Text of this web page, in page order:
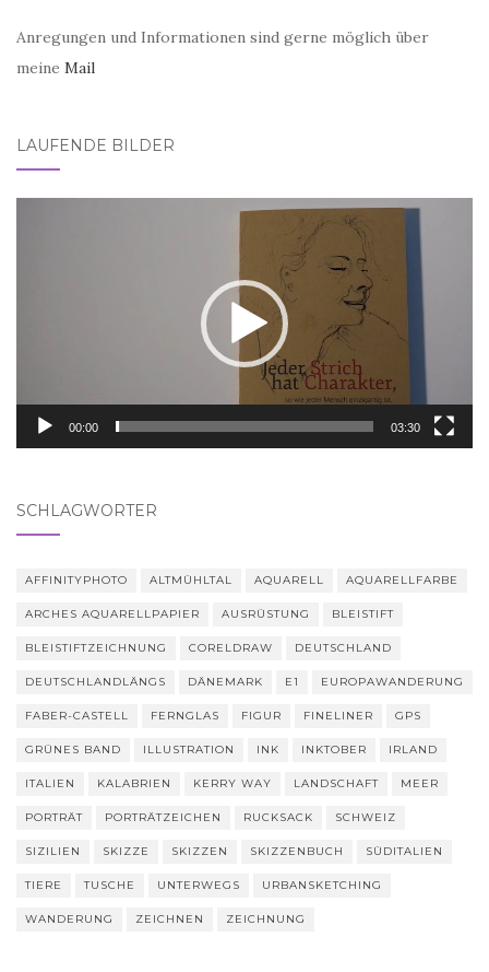
Anregungen und Informationen sind gerne möglich über
meine Mail
LAUFENDE BILDER
00:00 03:30
SCHLAGWÖRTER
AFFINITYPHOTO ALTMÜHLTAL AQUARELL AQUARELLFARBE
ARCHES AQUARELLPAPIER AUSRÜSTUNG BLEISTIFT
BLEISTIFTZEICHNUNG CORELDRAW DEUTSCHLAND
DEUTSCHLANDLÄNGS DÄNEMARK E1 EUROPAWANDERUNG
FABER-CASTELL FERNGLAS FIGUR FINELINER GPS
GRÜNES BAND ILLUSTRATION INK INKTOBER IRLAND
ITALIEN KALABRIEN KERRY WAY LANDSCHAFT MEER
PORTRÄT PORTRÄTZEICHEN RUCKSACK SCHWEIZ
SIZILIEN SKIZZE SKIZZEN SKIZZENBUCH SÜDITALIEN
TIERE TUSCHE UNTERWEGS URBANSKETCHING
WANDERUNG ZEICHNEN ZEICHNUNG